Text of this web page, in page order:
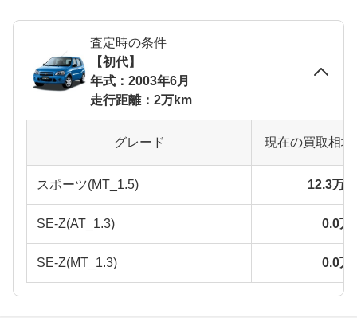
査定時の条件
【初代】
年式：2003年6月
走行距離：2万km
グレード 現在の買取相
スポーツ(MT_1.5) 12.3万
SE-Z(AT_1.3) 0.0万
SE-Z(MT_1.3) 0.0万